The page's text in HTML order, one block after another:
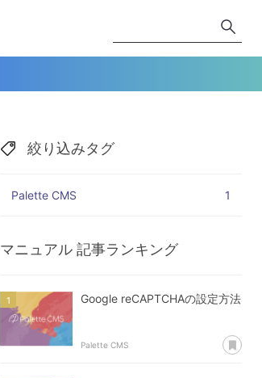
絞り込みタグ
Palette CMS 1
マニュアル 記事ランキング
Google reCAPTCHAの設定方法
Palette CMS あ